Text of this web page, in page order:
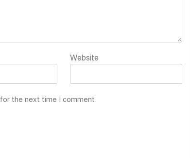
Website
the next time I comment.